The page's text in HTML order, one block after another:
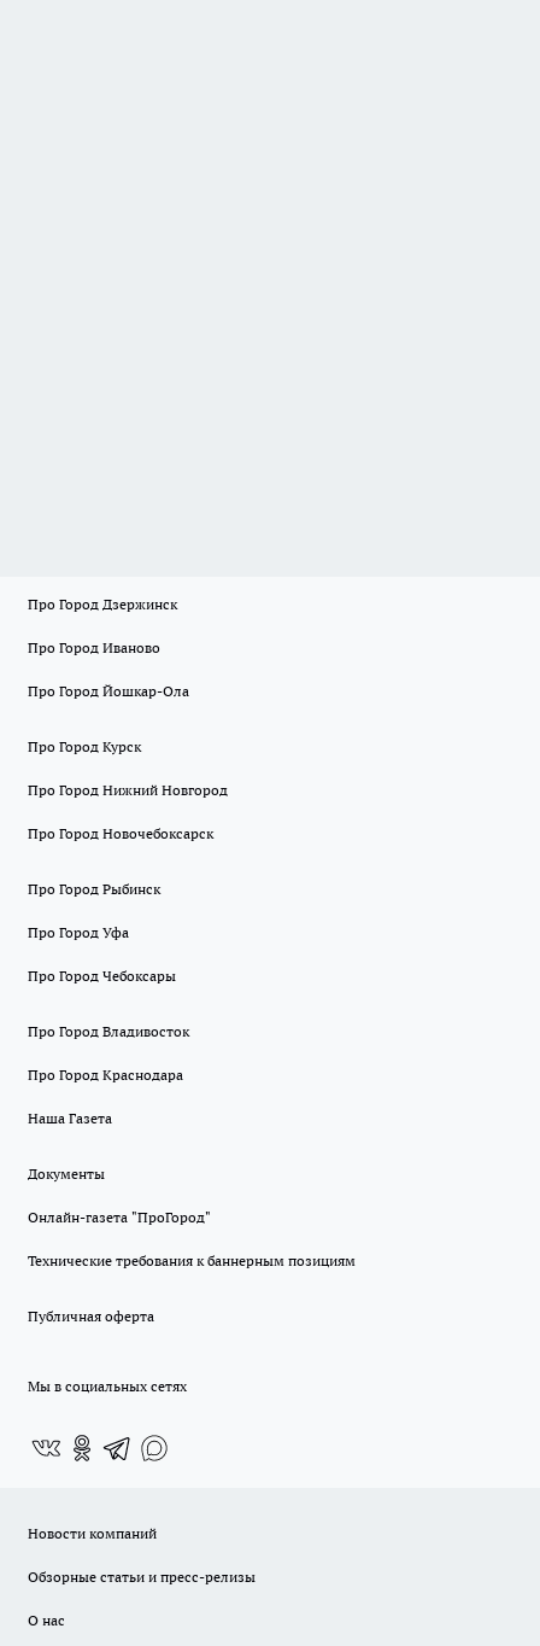
Про Город Дзержинск
Про Город Иваново
Про Город Йошкар-Ола
Про Город Курск
Про Город Нижний Новгород
Про Город Новочебоксарск
Про Город Рыбинск
Про Город Уфа
Про Город Чебоксары
Про Город Владивосток
Про Город Краснодара
Наша Газета
Документы
Онлайн-газета "ПроГород"
Технические требования к баннерным позициям
Публичная оферта
Мы в социальных сетях
Новости компаний
Обзорные статьи и пресс-релизы
О нас